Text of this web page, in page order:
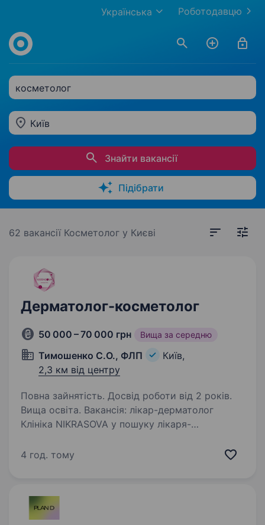
Роботодавцю
Українська
косметолог
Київ
Знайти вакансії
Підібрати
62 вакансії Косметолог у Києві
Дерматолог-косметолог
50 000 – 70 000 грн Вища за середню
Тимошенко С.О., ФЛП
Київ,
2,3 км від центру
Повна зайнятість. Досвід роботи від 2 років.
Вища освіта. Вакансія: лікар-дерматолог
Клініка NIKRASOVA у пошуку лікаря-
та чинним сертифікатом спеціаліста
4 год. тому